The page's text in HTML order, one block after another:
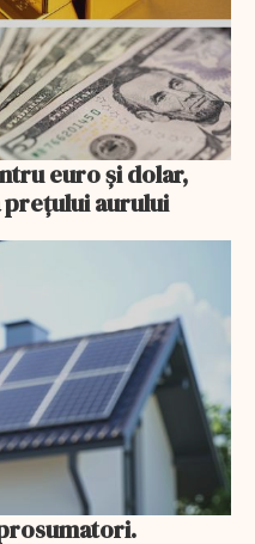
euro și dolar,
aurului